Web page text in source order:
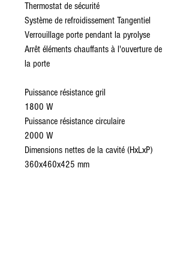
Thermostat de sécurité
Système de refroidissement Tangentiel
Verrouillage porte pendant la pyrolyse
Arrêt éléments chauffants à l'ouverture de
la porte
Puissance résistance gril
1800 W
Puissance résistance circulaire
2000 W
Dimensions nettes de la cavité (HxLxP)
360x460x425 mm